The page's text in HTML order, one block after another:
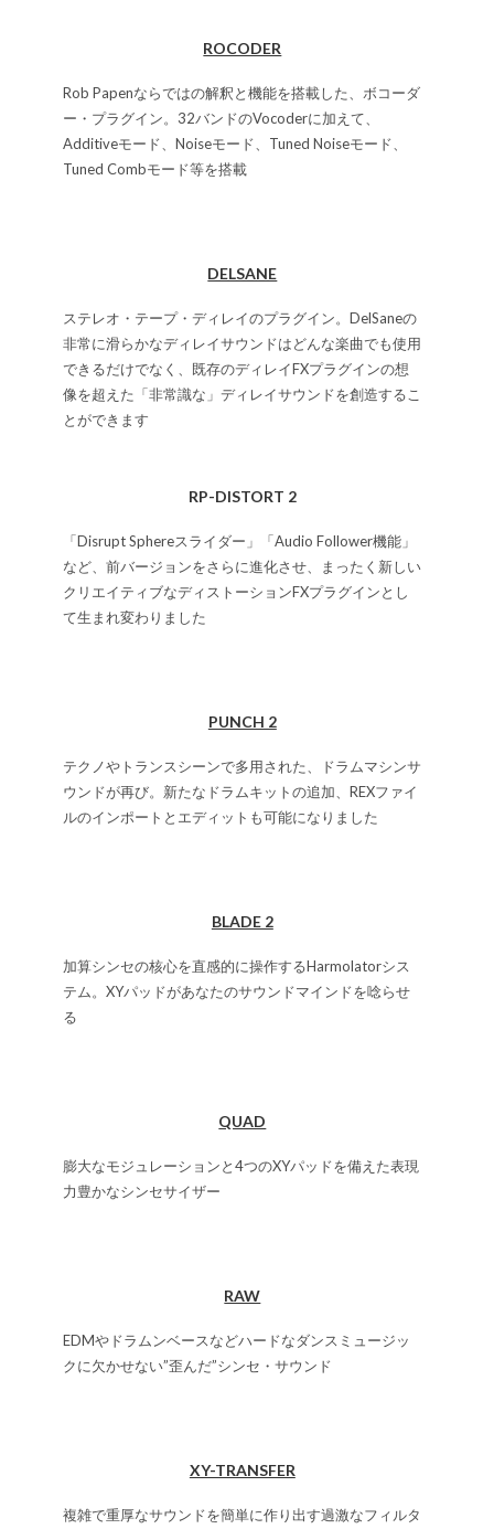
ROCODER
Rob Papenならではの解釈と機能を搭載した、ボコーダ
ー・プラグイン。32バンドのVocoderに加えて、
Additiveモード、Noiseモード、Tuned Noiseモード、
Tuned Combモード等を搭載
DELSANE
ステレオ・テープ・ディレイのプラグイン。DelSaneの
非常に滑らかなディレイサウンドはどんな楽曲でも使用
できるだけでなく、既存のディレイFXプラグインの想
像を超えた「非常識な」ディレイサウンドを創造するこ
とができます
RP-DISTORT 2
「Disrupt Sphereスライダー」「Audio Follower機能」
など、前バージョンをさらに進化させ、まったく新しい
クリエイティブなディストーションFXプラグインとし
て生まれ変わりました
PUNCH 2
テクノやトランスシーンで多用された、ドラムマシンサ
ウンドが再び。新たなドラムキットの追加、REXファイ
ルのインポートとエディットも可能になりました
BLADE 2
加算シンセの核心を直感的に操作するHarmolatorシス
テム。XYパッドがあなたのサウンドマインドを唸らせ
る
QUAD
膨大なモジュレーションと4つのXYパッドを備えた表現
力豊かなシンセサイザー
RAW
EDMやドラムンベースなどハードなダンスミュージッ
クに欠かせない”歪んだ”シンセ・サウンド
XY-TRANSFER
複雑で重厚なサウンドを簡単に作り出す過激なフィルタ